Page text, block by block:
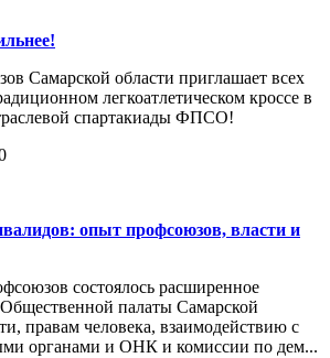
Самарской области приглашает всех
легкоатлетическом кроссе в
спартакиады ФПСО!
опыт профсоюзов, власти и
состоялось расширенное
палаты Самарской
правам человека, взаимодействию с
органами и ОНК и комиссии по дем...